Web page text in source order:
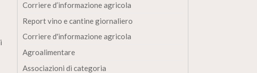
Corriere d’informazione agricola
Report vino e cantine giornaliero
Corriere d'informazione agricola
Agroalimentare
Associazioni di categoria